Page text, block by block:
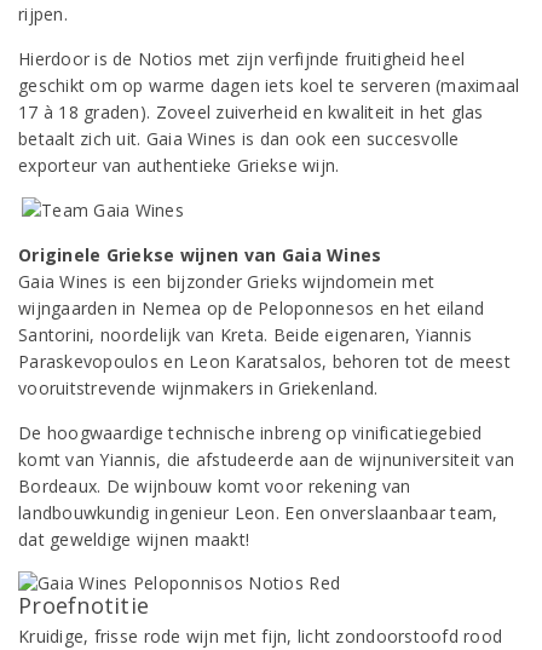
rijpen.
Hierdoor is de Notios met zijn verfijnde fruitigheid heel
geschikt om op warme dagen iets koel te serveren (maximaal
17 à 18 graden). Zoveel zuiverheid en kwaliteit in het glas
betaalt zich uit. Gaia Wines is dan ook een succesvolle
exporteur van authentieke Griekse wijn.
Originele Griekse wijnen van Gaia Wines
Gaia Wines is een bijzonder Grieks wijndomein met
wijngaarden in Nemea op de Peloponnesos en het eiland
Santorini, noordelijk van Kreta. Beide eigenaren, Yiannis
Paraskevopoulos en Leon Karatsalos, behoren tot de meest
vooruitstrevende wijnmakers in Griekenland.
De hoogwaardige technische inbreng op vinificatiegebied
komt van Yiannis, die afstudeerde aan de wijnuniversiteit van
Bordeaux. De wijnbouw komt voor rekening van
landbouwkundig ingenieur Leon. Een onverslaanbaar team,
dat geweldige wijnen maakt!
Proefnotitie
Kruidige, frisse rode wijn met fijn, licht zondoorstoofd rood